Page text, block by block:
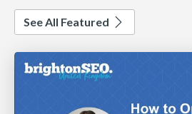
See All Featured